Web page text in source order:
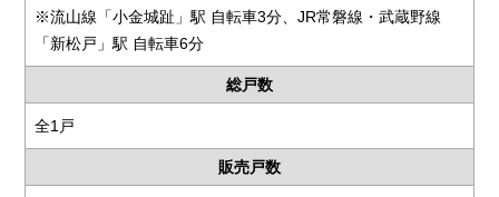
※流山線「小金城趾」駅 自転車3分、JR常磐線・武蔵野線
「新松戸」駅 自転車6分
総戸数
全1戸
販売戸数